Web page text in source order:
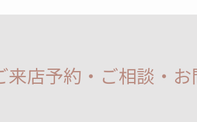
来店予約・ご相談・